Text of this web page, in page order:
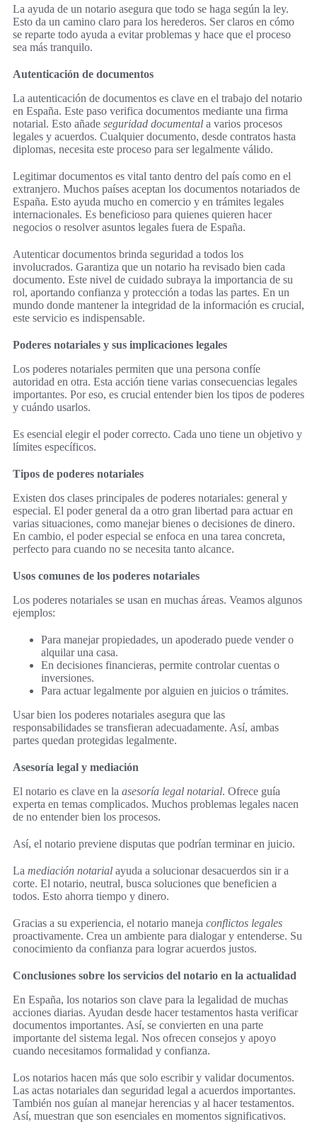
La ayuda de un notario asegura que todo se haga según la ley.
Esto da un camino claro para los herederos. Ser claros en cómo
se reparte todo ayuda a evitar problemas y hace que el proceso
sea más tranquilo.
Autenticación de documentos
La autenticación de documentos es clave en el trabajo del notario
en España. Este paso verifica documentos mediante una firma
notarial. Esto añade seguridad documental a varios procesos
legales y acuerdos. Cualquier documento, desde contratos hasta
diplomas, necesita este proceso para ser legalmente válido.
Legitimar documentos es vital tanto dentro del país como en el
extranjero. Muchos países aceptan los documentos notariados de
España. Esto ayuda mucho en comercio y en trámites legales
internacionales. Es beneficioso para quienes quieren hacer
negocios o resolver asuntos legales fuera de España.
Autenticar documentos brinda seguridad a todos los
involucrados. Garantiza que un notario ha revisado bien cada
documento. Este nivel de cuidado subraya la importancia de su
rol, aportando confianza y protección a todas las partes. En un
mundo donde mantener la integridad de la información es crucial,
este servicio es indispensable.
Poderes notariales y sus implicaciones legales
Los poderes notariales permiten que una persona confíe
autoridad en otra. Esta acción tiene varias consecuencias legales
importantes. Por eso, es crucial entender bien los tipos de poderes
y cuándo usarlos.
Es esencial elegir el poder correcto. Cada uno tiene un objetivo y
límites específicos.
Tipos de poderes notariales
Existen dos clases principales de poderes notariales: general y
especial. El poder general da a otro gran libertad para actuar en
varias situaciones, como manejar bienes o decisiones de dinero.
En cambio, el poder especial se enfoca en una tarea concreta,
perfecto para cuando no se necesita tanto alcance.
Usos comunes de los poderes notariales
Los poderes notariales se usan en muchas áreas. Veamos algunos
ejemplos:
Para manejar propiedades, un apoderado puede vender o
alquilar una casa.
En decisiones financieras, permite controlar cuentas o
inversiones.
Para actuar legalmente por alguien en juicios o trámites.
Usar bien los poderes notariales asegura que las
responsabilidades se transfieran adecuadamente. Así, ambas
partes quedan protegidas legalmente.
Asesoría legal y mediación
El notario es clave en la asesoría legal notarial. Ofrece guía
experta en temas complicados. Muchos problemas legales nacen
de no entender bien los procesos.
Así, el notario previene disputas que podrían terminar en juicio.
La mediación notarial ayuda a solucionar desacuerdos sin ir a
corte. El notario, neutral, busca soluciones que beneficien a
todos. Esto ahorra tiempo y dinero.
Gracias a su experiencia, el notario maneja conflictos legales
proactivamente. Crea un ambiente para dialogar y entenderse. Su
conocimiento da confianza para lograr acuerdos justos.
Conclusiones sobre los servicios del notario en la actualidad
En España, los notarios son clave para la legalidad de muchas
acciones diarias. Ayudan desde hacer testamentos hasta verificar
documentos importantes. Así, se convierten en una parte
importante del sistema legal. Nos ofrecen consejos y apoyo
cuando necesitamos formalidad y confianza.
Los notarios hacen más que solo escribir y validar documentos.
Las actas notariales dan seguridad legal a acuerdos importantes.
También nos guían al manejar herencias y al hacer testamentos.
Así, muestran que son esenciales en momentos significativos.